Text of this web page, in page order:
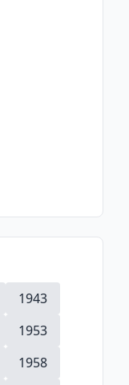
1943
1953
1958